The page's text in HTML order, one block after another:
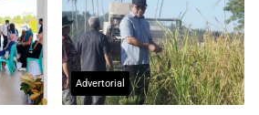
Advertorial